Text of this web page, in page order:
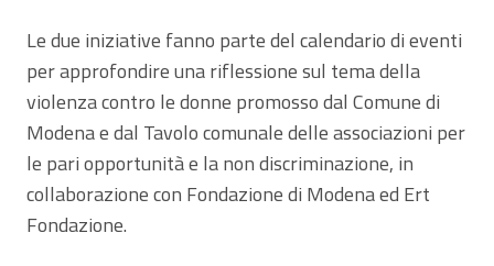
Le due iniziative fanno parte del calendario di eventi
per approfondire una riflessione sul tema della
violenza contro le donne promosso dal Comune di
Modena e dal Tavolo comunale delle associazioni per
le pari opportunità e la non discriminazione, in
collaborazione con Fondazione di Modena ed Ert
Fondazione.